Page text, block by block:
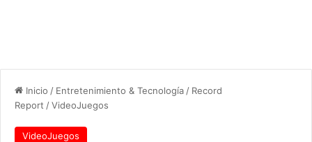
Inicio / Entretenimiento & Tecnología / Record
Report /VideoJuegos
VideoJuegos